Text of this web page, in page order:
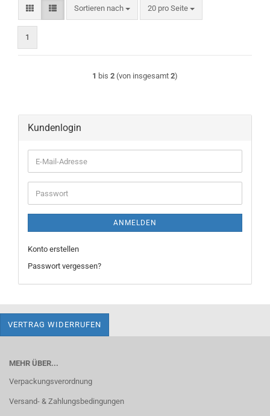
Sortieren nach
Sortieren nach 20 pro Seite
pro Seite
1
1 bis 2 (von insgesamt 2)
Kundenlogin
E-
Mail-
Adresse
Passwort
ANMELDEN
Konto erstellen
Passwort vergessen?
VERTRAG WIDERRUFEN
MEHR ÜBER...
Verpackungsverordnung
Versand- & Zahlungsbedingungen